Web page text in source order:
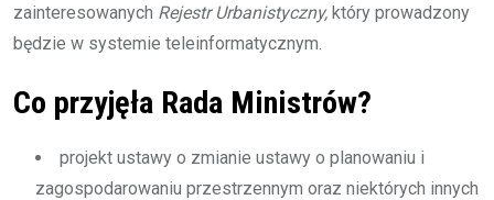
zainteresowanych Rejestr Urbanistyczny, który prowadzony
będzie w systemie teleinformatycznym.
Co przyjęła Rada Ministrów?
projekt ustawy o zmianie ustawy o planowaniu i
zagospodarowaniu przestrzennym oraz niektórych innych